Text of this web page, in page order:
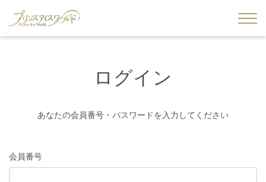
ログイン
あなたの会員番号・パスワードを入力してください
会員番号